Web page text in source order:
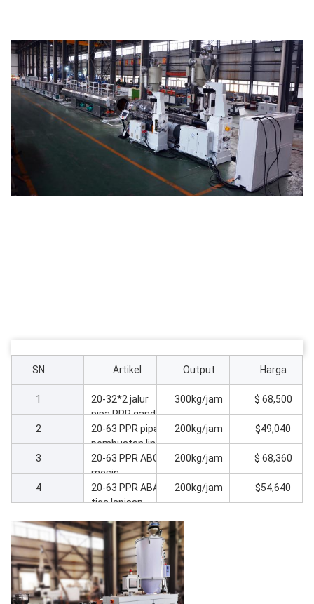
SN Artikel Output Harga
1
20-32*2 jalur
pipa PPR ganda
berkecepatan
tinggi
300kg/jam $ 68,500
2
20-63 PPR pipa
pembuatan lini
produksi
200kg/jam $49,040
3
20-63 PPR ABC
mesin
pembuatan
pipa tiga
200kg/jam $ 68,360
4
20-63 PPR ABA
tiga lapisan
ekstrusi
200kg/jam $54,640